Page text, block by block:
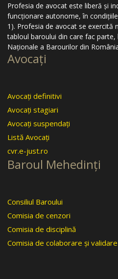
Profesia de avocat este liberă şi
funcţionare autonome, în
1). Profesia de avocat se exercită
tabloul baroului din care fac
Naţionale a Barourilor din
Avocaţi
Avocaţi definitivi
Avocaţi stagiari
Avocaţi suspendaţi
Listă Avocaţi
cvr.e-just.ro
Baroul Mehedinţi
Consiliul Baroului
Comisia de cenzori
Comisia de disciplină
Comisia de colaborare şi